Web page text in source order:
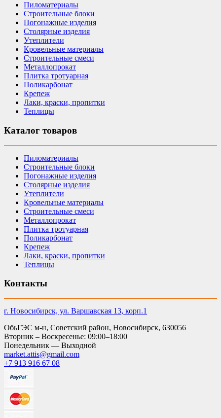
Пиломатериалы
Строительные блоки
Погонажные изделия
Столярные изделия
Утеплители
Кровельные материалы
Строительные смеси
Металлопрокат
Плитка тротуарная
Поликарбонат
Крепеж
Лаки, краски, пропитки
Теплицы
Каталог товаров
Пиломатериалы
Строительные блоки
Погонажные изделия
Столярные изделия
Утеплители
Кровельные материалы
Строительные смеси
Металлопрокат
Плитка тротуарная
Поликарбонат
Крепеж
Лаки, краски, пропитки
Теплицы
Контакты
г. Новосибирск, ул. Варшавская 13, корп.1
ОбьГЭС м-н, Советский район, Новосибирск, 630056
Вторник – Воскресенье: 09:00–18:00
Понедельник — Выходной
market.attis@gmail.com
+7 913 916 67 08